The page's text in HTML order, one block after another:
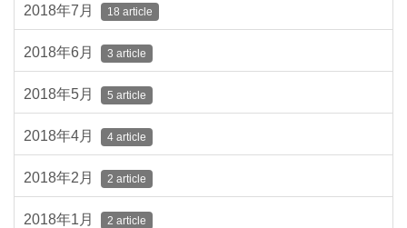
2018年7月 18 article
2018年6月 3 article
2018年5月 5 article
2018年4月 4 article
2018年2月 2 article
2018年1月 2 article